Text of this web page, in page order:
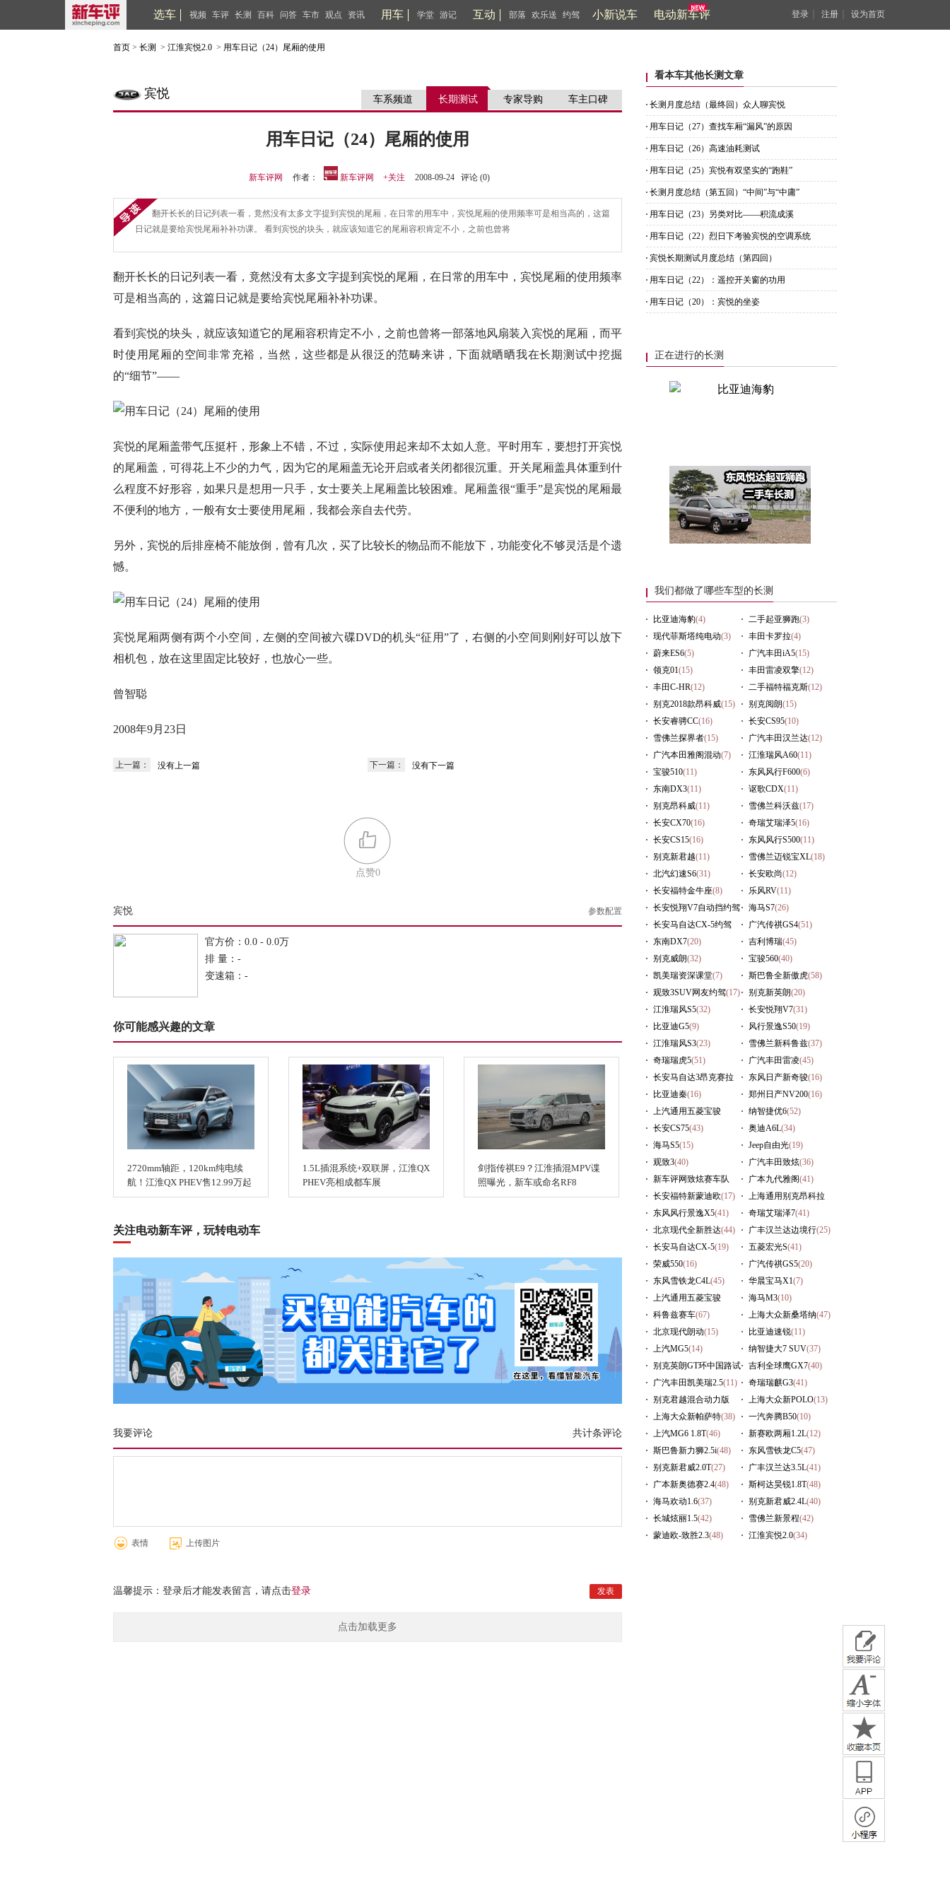
选车 视频 车评 长测 百科 问答 车市 观点 资讯 用车 学堂 游记 互动 部落 欢乐送 约驾 小新说车 电动新车评 登录 注册 设为首页
首页 > 长测 > 江淮宾悦2.0 > 用车日记（24）尾厢的使用
宾悦 车系频道 长期测试 专家导购 车主口碑
用车日记（24）尾厢的使用
新车评网 作者： 新车评网 +关注 2008-09-24 评论 (0)
翻开长长的日记列表一看，竟然没有太多文字提到宾悦的尾厢，在日常的用车中，宾悦尾厢的使用频率可是相当高的，这篇
日记就是要给宾悦尾厢补补功课。 看到宾悦的块头，就应该知道它的尾厢容积肯定不小，之前也曾将
翻开长长的日记列表一看，竟然没有太多文字提到宾悦的尾厢，在日常的用车中，宾悦尾厢的使用频率
可是相当高的，这篇日记就是要给宾悦尾厢补补功课。
看到宾悦的块头，就应该知道它的尾厢容积肯定不小，之前也曾将一部落地风扇装入宾悦的尾厢，而平
时使用尾厢的空间非常充裕，当然，这些都是从很泛的范畴来讲，下面就晒晒我在长期测试中挖掘
的“细节”——
宾悦的尾厢盖带气压挺杆，形象上不错，不过，实际使用起来却不太如人意。平时用车，要想打开宾悦
的尾厢盖，可得花上不少的力气，因为它的尾厢盖无论开启或者关闭都很沉重。开关尾厢盖具体重到什
么程度不好形容，如果只是想用一只手，女士要关上尾厢盖比较困难。尾厢盖很“重手”是宾悦的尾厢最
不便利的地方，一般有女士要使用尾厢，我都会亲自去代劳。
另外，宾悦的后排座椅不能放倒，曾有几次，买了比较长的物品而不能放下，功能变化不够灵活是个遗
憾。
宾悦尾厢两侧有两个小空间，左侧的空间被六碟DVD的机头“征用”了，右侧的小空间则刚好可以放下
相机包，放在这里固定比较好，也放心一些。
曾智聪
2008年9月23日
上一篇： 没有上一篇 下一篇： 没有下一篇
点赞0
参数配置
宾悦
官方价：0.0 - 0.0万
排 量：-
变速箱：-
你可能感兴趣的文章
2720mm轴距，120km纯电续
航！江淮QX PHEV售12.99万起
1.5L插混系统+双联屏，江淮QX
PHEV亮相成都车展
剑指传祺E9？江淮插混MPV谍
照曝光，新车或命名RF8
关注电动新车评，玩转电动车
共计条评论
我要评论
表情 上传图片
温馨提示：登录后才能发表留言，请点击登录
点击加载更多
看本车其他长测文章
长测月度总结（最终回）众人聊宾悦
用车日记（27）查找车厢“漏风”的原因
用车日记（26）高速油耗测试
用车日记（25）宾悦有双坚实的“跑鞋”
长测月度总结（第五回）“中间”与“中庸”
用车日记（23）另类对比——积流成溪
用车日记（22）烈日下考验宾悦的空调系统
宾悦长期测试月度总结（第四回）
用车日记（22）：遥控开关窗的功用
用车日记（20）：宾悦的坐姿
正在进行的长测
我们都做了哪些车型的长测
比亚迪海豹(4) 二手起亚狮跑(3)
现代菲斯塔纯电动(3) 丰田卡罗拉(4)
蔚来ES6(5) 广汽丰田iA5(15)
领克01(15) 丰田雷凌双擎(12)
丰田C-HR(12) 二手福特福克斯(12)
别克2018款昂科威(15) 别克阅朗(15)
长安睿骋CC(16) 长安CS95(10)
雪佛兰探界者(15) 广汽丰田汉兰达(12)
广汽本田雅阁混动(7) 江淮瑞风A60(11)
宝骏510(11) 东风风行F600(6)
东南DX3(11) 讴歌CDX(11)
别克昂科威(11) 雪佛兰科沃兹(17)
长安CX70(16) 奇瑞艾瑞泽5(16)
长安CS15(16) 东风风行S500(11)
别克新君越(11) 雪佛兰迈锐宝XL(18)
北汽幻速S6(31) 长安欧尚(12)
长安福特金牛座(8) 乐风RV(11)
长安悦翔V7自动挡约驾
(9)
海马S7(26)
长安马自达CX-5约驾
(10)
广汽传祺GS4(51)
东南DX7(20) 吉利博瑞(45)
别克威朗(32) 宝骏560(40)
凯美瑞资深课堂(7) 斯巴鲁全新傲虎(58)
观致3SUV网友约驾(17) 别克新英朗(20)
江淮瑞风S5(32) 长安悦翔V7(31)
比亚迪G5(9) 风行景逸S50(19)
江淮瑞风S3(23) 雪佛兰新科鲁兹(37)
奇瑞瑞虎5(51) 广汽丰田雷凌(45)
长安马自达3昂克赛拉
(29)
东风日产新奇骏(16)
比亚迪秦(16) 郑州日产NV200(16)
上汽通用五菱宝骏
730(57)
纳智捷优6(52)
长安CS75(43) 奥迪A6L(34)
海马S5(15) Jeep自由光(19)
观致3(40) 广汽丰田致炫(36)
新车评网致炫赛车队
(236)
广本九代雅阁(41)
长安福特新蒙迪欧(17)
上海通用别克昂科拉
(16)
东风风行景逸X5(41) 奇瑞艾瑞泽7(41)
北京现代全新胜达(44) 广丰汉兰达边境行(25)
长安马自达CX-5(19) 五菱宏光S(41)
荣威550(16) 广汽传祺GS5(20)
东风雪铁龙C4L(45) 华晨宝马X1(7)
上汽通用五菱宝骏
630(16)
海马M3(10)
科鲁兹赛车(67) 上海大众新桑塔纳(47)
北京现代朗动(15) 比亚迪速锐(11)
上汽MG5(14) 纳智捷大7 SUV(37)
别克英朗GT环中国路试
(54)
吉利全球鹰GX7(40)
广汽丰田凯美瑞2.5(11) 奇瑞瑞麒G3(41)
别克君越混合动力版
(14)
上海大众新POLO(13)
上海大众新帕萨特(38) 一汽奔腾B50(10)
上汽MG6 1.8T(46) 新赛欧两厢1.2L(12)
斯巴鲁新力狮2.5i(48) 东风雪铁龙C5(47)
别克新君威2.0T(27) 广丰汉兰达3.5L(41)
广本新奥德赛2.4(48) 斯柯达昊锐1.8T(48)
海马欢动1.6(37) 别克新君威2.4L(40)
长城炫丽1.5(42) 雪佛兰新景程(42)
蒙迪欧-致胜2.3(48) 江淮宾悦2.0(34)